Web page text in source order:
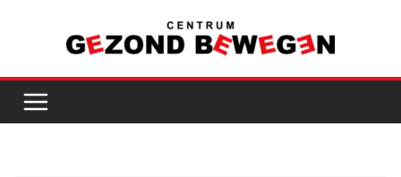
inhoud